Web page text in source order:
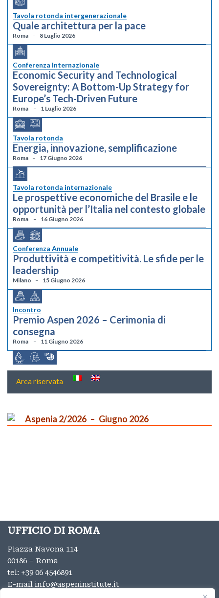
Tavola rotonda intergenerazionale
Quale architettura per la pace
Roma 8 Luglio 2026
Conferenza Internazionale
Economic Security and Technological
Sovereignty: A Bottom-Up Strategy for
Europe’s Tech-Driven Future
Roma 1 Luglio 2026
Tavola rotonda
Energia, innovazione, semplificazione
Roma 17 Giugno 2026
Tavola rotonda internazionale
Le prospettive economiche del Brasile e le
opportunità per l’Italia nel contesto globale
Roma 16 Giugno 2026
Conferenza Annuale
Produttività e competitività. Le sfide per le
leadership
Milano 15 Giugno 2026
Incontro
Premio Aspen 2026 – Cerimonia di
consegna
Roma 11 Giugno 2026
Area riservata
Aspenia 2/2026 Giugno 2026
UFFICIO DI ROMA
Piazza Navona 114
00186 – Roma
tel: +39 06 4546891
E-mail info@aspeninstitute.it